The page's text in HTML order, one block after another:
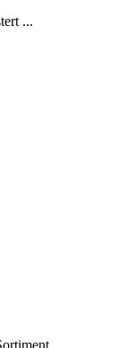
...